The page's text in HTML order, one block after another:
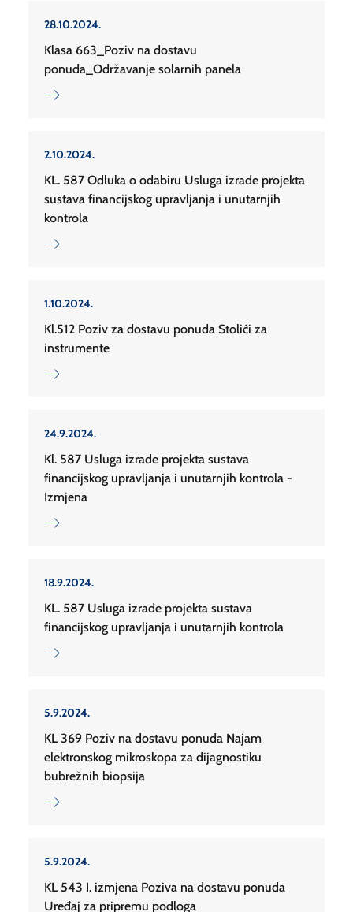
28.10.2024.
Klasa 663_Poziv na dostavu
ponuda_Održavanje solarnih panela
2.10.2024.
KL. 587 Odluka o odabiru Usluga izrade projekta
sustava financijskog upravljanja i unutarnjih
kontrola
1.10.2024.
Kl.512 Poziv za dostavu ponuda Stolići za
instrumente
24.9.2024.
Kl. 587 Usluga izrade projekta sustava
financijskog upravljanja i unutarnjih kontrola -
Izmjena
18.9.2024.
KL. 587 Usluga izrade projekta sustava
financijskog upravljanja i unutarnjih kontrola
5.9.2024.
KL 369 Poziv na dostavu ponuda Najam
elektronskog mikroskopa za dijagnostiku
bubrežnih biopsija
5.9.2024.
KL 543 I. izmjena Poziva na dostavu ponuda
Uređaj za pripremu podloga